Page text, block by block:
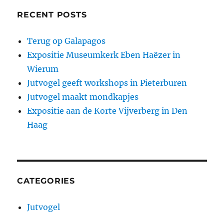
RECENT POSTS
Terug op Galapagos
Expositie Museumkerk Eben Haëzer in
Wierum
Jutvogel geeft workshops in Pieterburen
Jutvogel maakt mondkapjes
Expositie aan de Korte Vijverberg in Den
Haag
CATEGORIES
Jutvogel